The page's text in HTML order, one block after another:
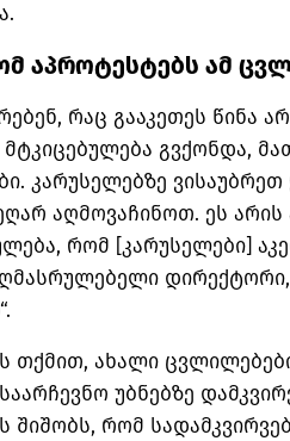
აპროტესტებს ამ
რაც გააკეთეს წინა
მტკიცებულება გვქონდა,
კარუსელებზე
აღმოვაჩინოთ. ეს
რომ [კარუსელები]
თქმით, ახალი
უბნებზე
შიშობს, რომ